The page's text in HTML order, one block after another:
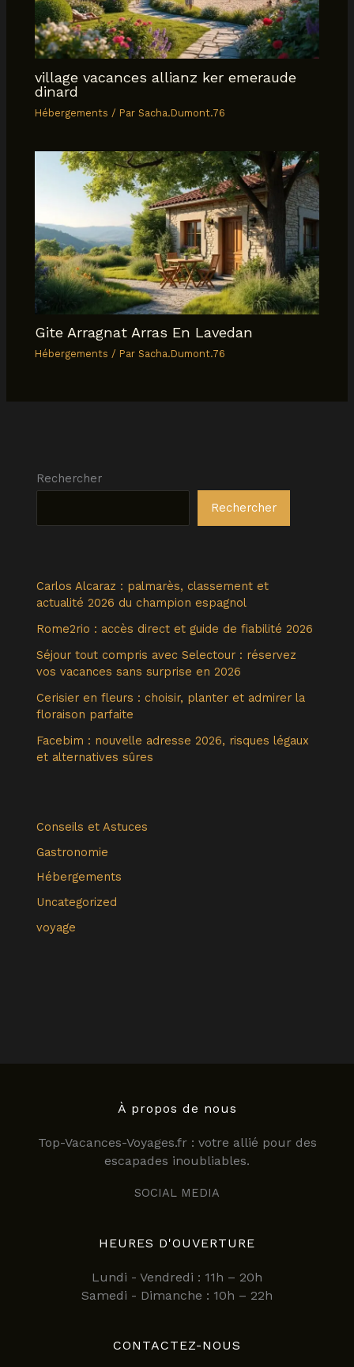
village vacances allianz ker emeraude
dinard
Hébergements / ParSacha.Dumont.76
Gite Arragnat Arras En Lavedan
Hébergements / ParSacha.Dumont.76
Rechercher
Rechercher
Carlos Alcaraz : palmarès, classement et
actualité 2026 du champion espagnol
Rome2rio : accès direct et guide de fiabilité 2026
Séjour tout compris avec Selectour : réservez
vos vacances sans surprise en 2026
Cerisier en fleurs : choisir, planter et admirer la
floraison parfaite
Facebim : nouvelle adresse 2026, risques légaux
et alternatives sûres
Conseils et Astuces
Gastronomie
Hébergements
Uncategorized
voyage
À propos de nous
Top-Vacances-Voyages.fr : votre allié pour des
escapades inoubliables.
SOCIAL MEDIA
HEURES D'OUVERTURE
Lundi - Vendredi : 11h – 20h
Samedi - Dimanche : 10h – 22h
CONTACTEZ-NOUS